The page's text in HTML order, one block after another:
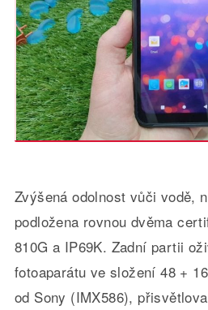
Zvýšená odolnost vůči vodě,
podložena rovnou dvěma
810G a IP69K. Zadní partii
fotoaparátu ve složení 48 +
od Sony (IMX586),